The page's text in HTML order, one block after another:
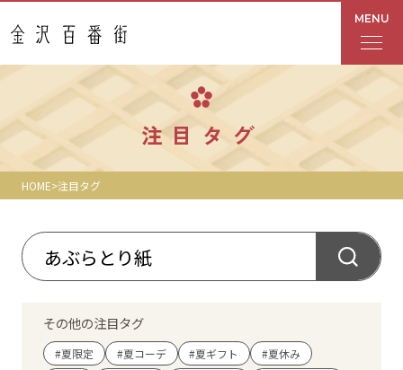
MENU
フロアガイド
あんと
Rinto
あんと西
レストラン・カフェ
注目タグ
HOME 注目タグ
その他の注目タグ
#夏限定 #夏コーデ #夏ギフト
#夏休み